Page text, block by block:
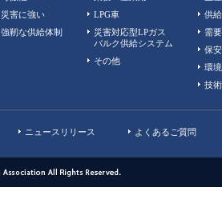
災害に強い
強靭な供給体制
LPG車
災害対応型LPガス
バルク供給システム
その他
供給
需要
保安
環境
技術
ニュースリリース よくあるご質問